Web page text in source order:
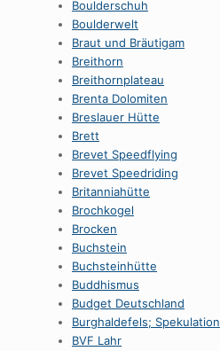
Boulderschuh
Boulderwelt
Braut und Bräutigam
Breithorn
Breithornplateau
Brenta Dolomiten
Breslauer Hütte
Brett
Brevet Speedflying
Brevet Speedriding
Britanniahütte
Brochkogel
Brocken
Buchstein
Buchsteinhütte
Buddhismus
Budget Deutschland
Burghaldefels; Spekulation
BVF Lahr